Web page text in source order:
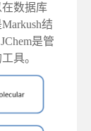
数据库
结
是管
具。